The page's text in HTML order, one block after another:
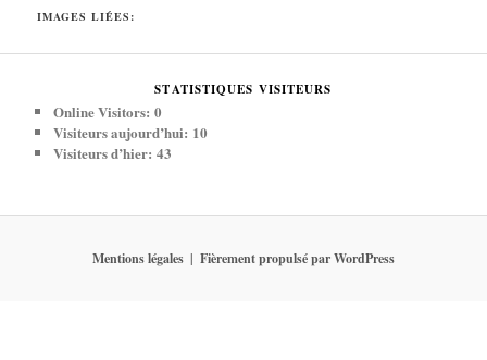
IMAGES LIÉES:
STATISTIQUES VISITEURS
Online Visitors:0
Visiteurs aujourd’hui: 10
Visiteurs d’hier:43
Mentions légales Fièrement propulsé par WordPress